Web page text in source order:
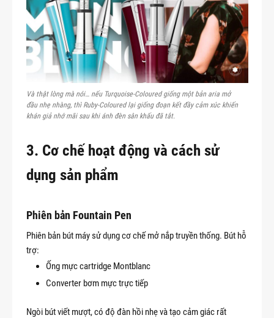
Và thật lòng mà nói… nếu Turquoise-Coloured giống một bản aria mở
đầu nhẹ nhàng, thì Ruby-Coloured lại giống đoạn kết đầy cảm xúc khiến
khán giả nhớ mãi sau khi ánh đèn sân khấu đã tắt.
3. Cơ chế hoạt động và cách sử
dụng sản phẩm
Phiên bản Fountain Pen
Phiên bản bút máy sử dụng cơ chế mở nắp truyền thống. Bút hỗ
trợ:
Ống mực cartridge Montblanc
Converter bơm mực trực tiếp
Ngòi bút viết mượt, có độ đàn hồi nhẹ và tạo cảm giác rất